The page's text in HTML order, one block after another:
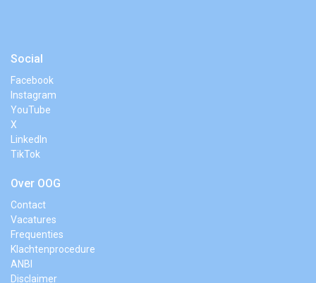
Social
Facebook
Instagram
YouTube
X
LinkedIn
TikTok
Over OOG
Contact
Vacatures
Frequenties
Klachtenprocedure
ANBI
Disclaimer